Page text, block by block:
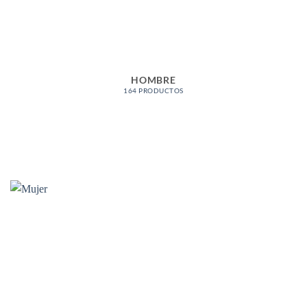
HOMBRE
164 PRODUCTOS